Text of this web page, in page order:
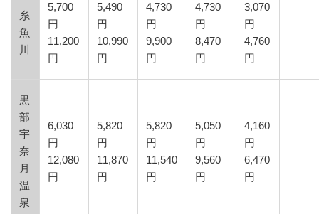
糸
魚
川
5,700
円
11,200
円
5,490
円
10,990
円
4,730
円
9,900
円
4,730
円
8,470
円
3,070
円
4,760
円
黒
部
宇
奈
月
温
泉
6,030
円
12,080
円
5,820
円
11,870
円
5,820
円
11,540
円
5,050
円
9,560
円
4,160
円
6,470
円